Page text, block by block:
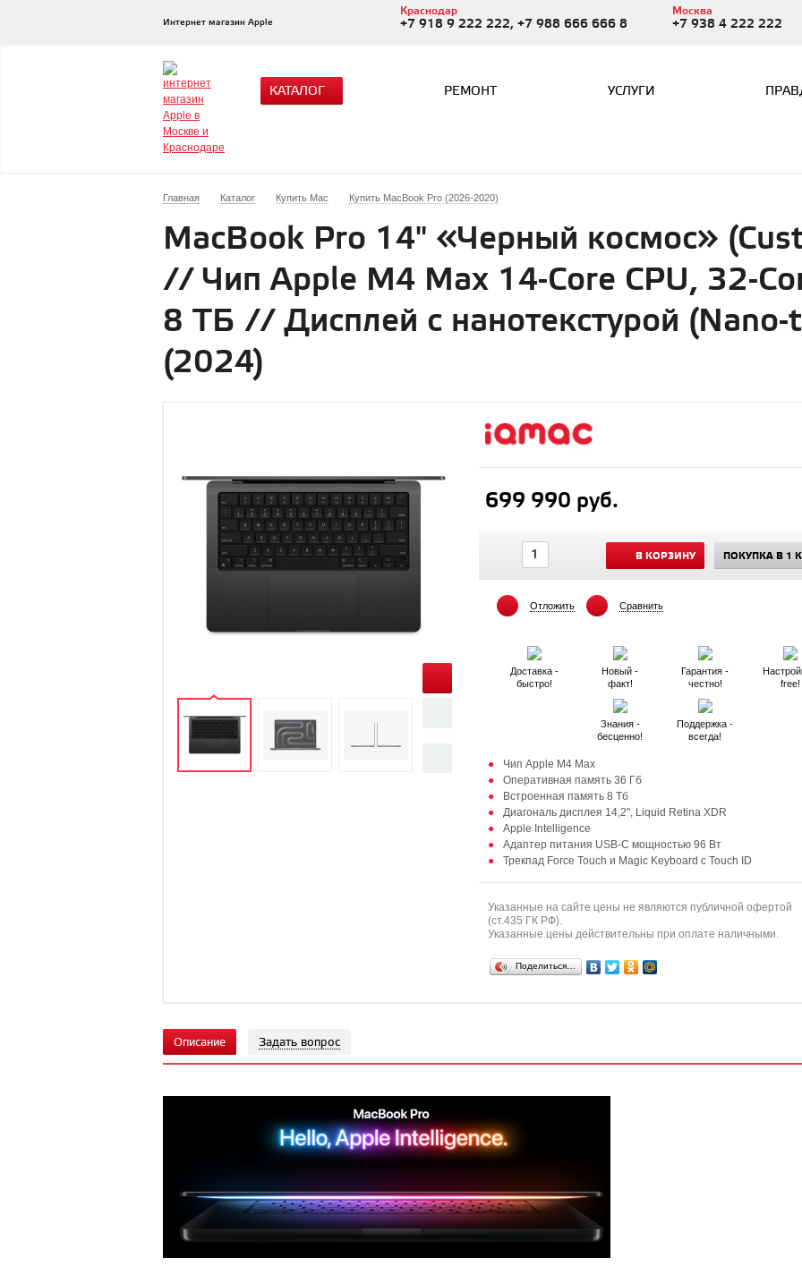
Интернет магазин Apple
Краснодар
+7 918 9 222 222, +7 988 666 666 8
Москва
+7 938 4 222 222
КАТАЛОГ РЕМОНТ УСЛУГИ
Главная Каталог Купить Mac Купить MacBook Pro (2026-2020)
MacBook Pro 14" «Черный космос»
// Чип Apple M4 Max 14-Core CPU, 32-
8 ТБ // Дисплей с нанотекстурой
(2024)
699 990 руб.
В КОРЗИНУ ПОКУПКА В 1
Отложить Сравнить
Доставка -
быстро!
Новый -
факт!
Гарантия -
честно!
free!
Знания -
бесценно!
Поддержка -
всегда!
Чип Apple M4 Max
Оперативная память 36 Гб
Встроенная память 8 Тб
Диагональ дисплея 14,2", Liquid Retina XDR
Apple Intelligence
Адаптер питания USB-C мощностью 96 Вт
Трекпад Force Touch и Magic Keyboard с Touch ID
Указанные на сайте цены не являются публичной офертой
(ст.435 ГК РФ).
Указанные цены действительны при оплате наличными.
Поделиться…
Описание Задать вопрос